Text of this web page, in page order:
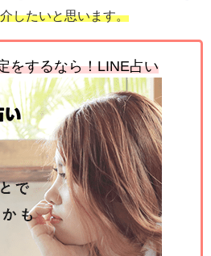
したいと思います。
をするなら！LINE占い